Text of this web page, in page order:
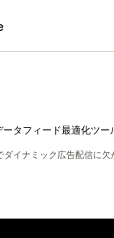
タフィード最適化ツー
イナミック広告配信に欠